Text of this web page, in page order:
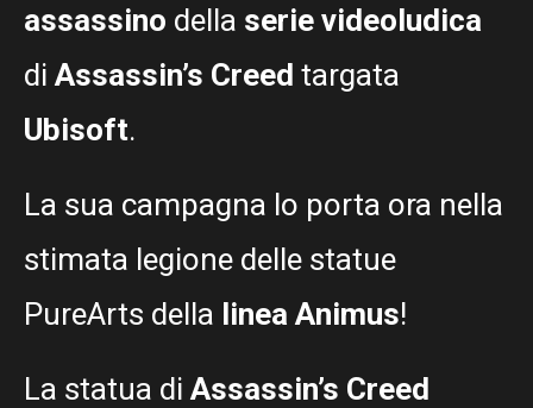
assassino della serie videoludica
di Assassin’s Creed targata
Ubisoft.
La sua campagna lo porta ora nella
stimata legione delle statue
PureArts della linea Animus!
La statua di Assassin’s Creed